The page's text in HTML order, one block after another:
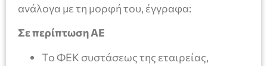
ανάλογα με τη μορφή του, έγγραφα:
Σε περίπτωση ΑΕ
Το ΦΕΚ συστάσεως της εταιρείας,